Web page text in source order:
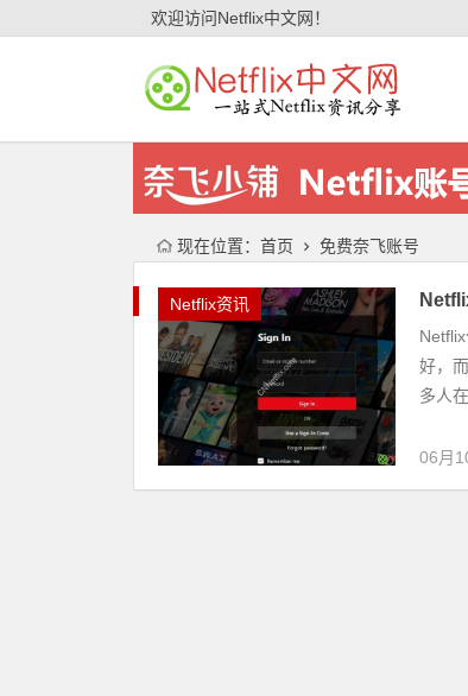
欢迎访问Netflix中文网！
现在位置： 首页 免费奈飞账号
Netflix资讯
好，
多人
06月